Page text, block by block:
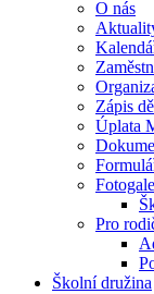
O nás
Zápis
Úplata
Pro
Školní družina